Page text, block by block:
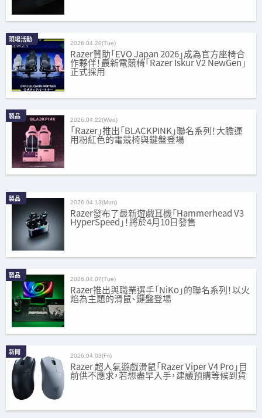
現場活動 2026.04.28(Tue)
Razer贊助「EVO Japan 2026」成為官方座椅合
作夥伴！最新電競椅「Razer Iskur V2 NewGen」
正式採用
製品 2026.04.22(Wed)
「Razer」推出「BLACKPINK」聯名系列！大膽運
用粉紅色的電競椅與鍵盤登場
製品 2026.04.13(Mon)
Razer發布了最新遊戲耳機「Hammerhead V3
HyperSpeed」！將於4月10日發售
製品 2026.04.07(Tue)
Razer推出與職業選手「NiKo」的聯名系列！以火
焰為主題的滑鼠、鍵盤登場
新聞 2026.04.03(Fri)
Razer 超人氣遊戲滑鼠「Razer Viper V4 Pro」目
前供不應求，若想盡早入手，建議預購等候到貨